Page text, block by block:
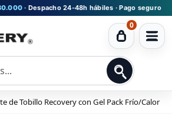
· Despacho 24-48h hábiles · Pago seguro
Ver
0
de Tobillo Recovery con Gel Pack Frío/Calor